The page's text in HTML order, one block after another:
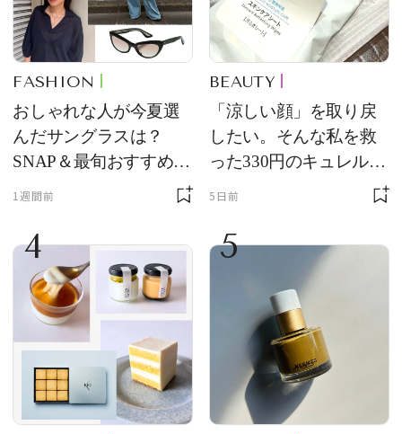
FASHION
おしゃれな人が今夏選
んだサングラスは？
SNAP＆最旬おすすめサ
1週間前
BEAUTY
「涼しい顔」を取り戻
したい。そんな私を救
った330円のキュレル名
5日前
4 5